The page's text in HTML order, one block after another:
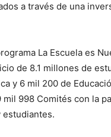
a través de una
La Escuela es
de 8.1 millones de
y 6 mil 200 de
998 Comités con la
estudiantes.